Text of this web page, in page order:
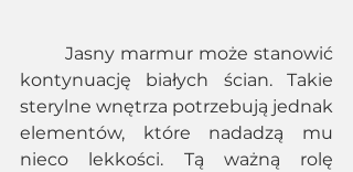
kontynuację białych ścian. Takie
sterylne wnętrza potrzebują jednak
elementów, które nadadzą mu
nieco lekkości. Tą ważną rolę